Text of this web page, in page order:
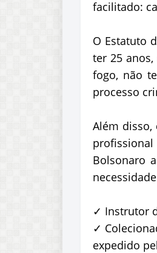
facilitado:
O Estatuto
ter 25
fogo, não
processo
Além
Bolsonaro
✓ Instrutor
✓
expedido